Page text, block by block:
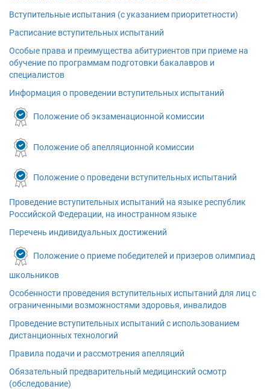
Вступительные испытания (с указанием приоритетности)
Расписание вступительных испытаний
Особые права и преимущества абитуриентов при приеме на
обучение по программам подготовки бакалавров и
специалистов
Информация о проведении вступительных испытаний
Положение об экзаменационной комиссии
Положение об апелляционной комиссии
Положение о проведени вступительных испытаний
Проведение вступительных испытаний на языке республик
Российской Федерации, на иностранном языке
Перечень индивидуальных достижений
Положение о приеме победителей и призеров олимпиад
школьников
Особенности проведения вступительных испытаний для лиц с
ограниченными возможностями здоровья, инвалидов
Проведение вступительных испытаний с использованием
дистанционных технологий
Правила подачи и рассмотрения апелляций
Обязательный предварительный медицинский осмотр
(обследование)